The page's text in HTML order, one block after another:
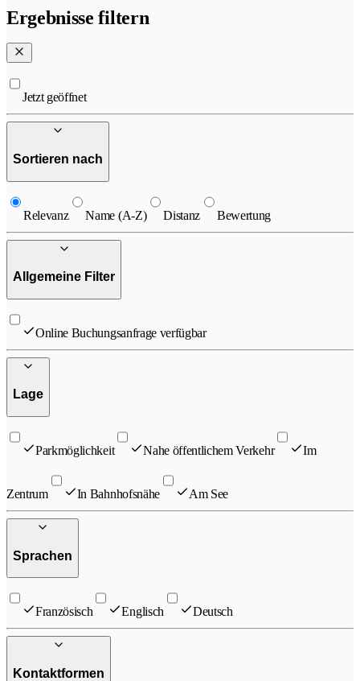
Ergebnisse filtern
Jetzt geöffnet
Sortieren nach
Relevanz Name (A-Z) Distanz Bewertung
Allgemeine Filter
Online Buchungsanfrage verfügbar
Lage
Parkmöglichkeit Nahe öffentlichem Verkehr Im
Zentrum In Bahnhofsnähe Am See
Sprachen
Französisch Englisch Deutsch
Kontaktformen